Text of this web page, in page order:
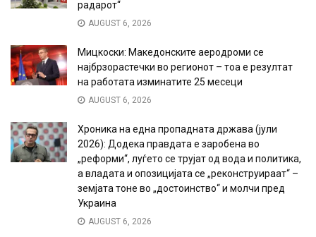
радарот“
AUGUST 6, 2026
Мицкоски: Македонските аеродроми се
најбрзорастечки во регионот – тоа е резултат
на работата изминатите 25 месеци
AUGUST 6, 2026
Хроника на една пропадната држава (јули
2026): Додека правдата е заробена во
„реформи“, луѓето се трујат од вода и политика,
а владата и опозицијата се „реконструираат“ –
земјата тоне во „достоинство“ и молчи пред
Украина
AUGUST 6, 2026